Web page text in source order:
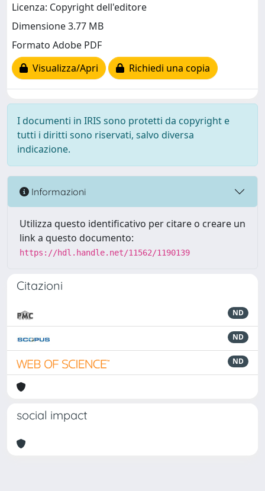
Licenza: Copyright dell'editore
Dimensione 3.77 MB
Formato Adobe PDF
Visualizza/Apri
Richiedi una copia
I documenti in IRIS sono protetti da copyright e
tutti i diritti sono riservati, salvo diversa
indicazione.
Informazioni
Utilizza questo identificativo per citare o creare un
link a questo documento:
https://hdl.handle.net/11562/1190139
Citazioni
ND
ND
ND
social impact